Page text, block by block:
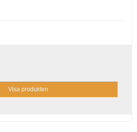
Visa produkten